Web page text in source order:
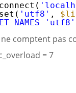
'utf8' ,
NAMES
ne comptent pas
= 7